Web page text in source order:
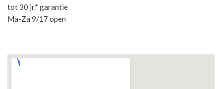
tot 30 jr.* garantie
Ma-Za 9/17 open